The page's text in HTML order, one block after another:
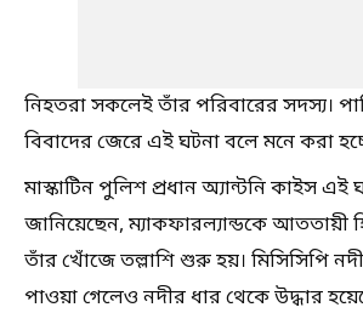
নিহতরা সকলেই তাঁর পরিবারের সদস্য।
বিবাদের জেরে এই ঘটনা বলে মনে করা
মাস্কাটিন পুলিশ প্রধান অ্যান্টনি কাইস এই
জানিয়েছেন, ম্যাকফারল্যান্ডকে আততায়ী
তাঁর খোঁজে তল্লাশি শুরু হয়। মিসিসিপি
পাওয়া গেলেও নদীর ধার থেকে উদ্ধার